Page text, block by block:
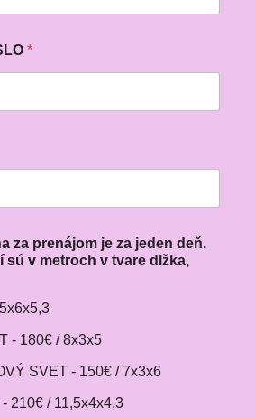
*
za prenájom je za jeden deň.
sú v metroch v tvare dlžka,
- 180€ / 8x3x5
SVET - 150€ / 7x3x6
210€ / 11,5x4x4,3